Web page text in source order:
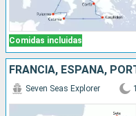
Comidas incluidas
FRANCIA, ESPAÑA,
Seven Seas Explorer